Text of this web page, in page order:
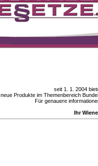
seit 1. 1. 2004
neue Produkte im Themenbereich
Für genauere
Ihr